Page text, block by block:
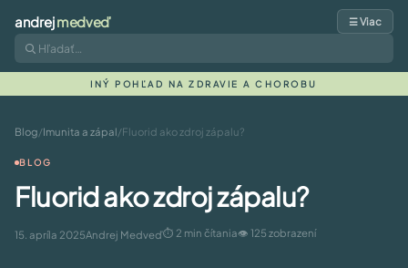
andrejmedveď ☰ Viac
INÝ POHĽAD NA ZDRAVIE A CHOROBU
Blog/Imunita a zápal/Fluorid ako zdroj zápalu?
BLOG
Fluorid ako zdroj zápalu?
15. apríla 2025Andrej Medveď⏱ 2 min čítania👁 125 zobrazení